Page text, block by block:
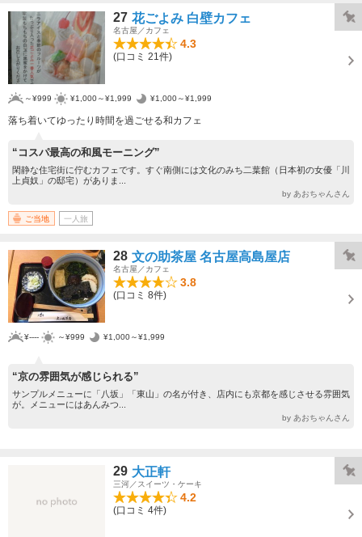
27 花ごよみ 白壁カフェ
名古屋／カフェ
4.3
(口コミ 21件)
～¥999 ¥1,000～¥1,999 ¥1,000～¥1,999
落ち着いてゆったり時間を過ごせる和カフェ
“コスパ最高の和風モーニング”
閑静な住宅街に佇むカフェです。すぐ南側には文化のみち二葉館（日本初の女優「川
上貞奴」の邸宅）がありま...
by あおちゃんさん
ご当地 一人旅
28 文の助茶屋 名古屋高島屋店
名古屋／カフェ
3.8
(口コミ 8件)
¥---- ～¥999 ¥1,000～¥1,999
“京の雰囲気が感じられる”
サンプルメニューに「八坂」「東山」の名が付き、店内にも京都を感じさせる雰囲気
が。メニューにはあんみつ...
by あおちゃんさん
29 大正軒
三河／スイーツ・ケーキ
4.2
(口コミ 4件)